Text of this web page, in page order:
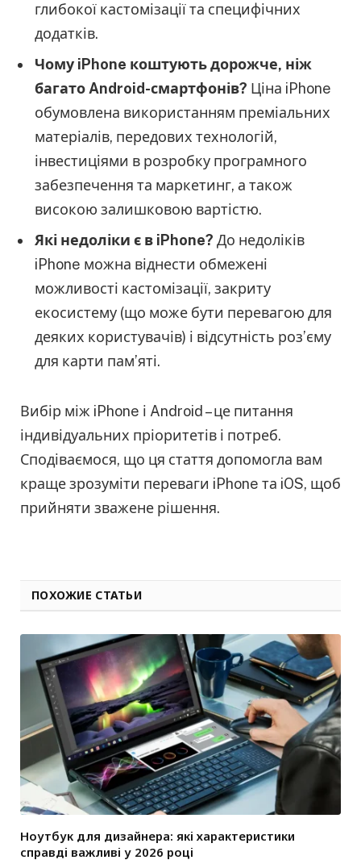
глибокої кастомізації та специфічних
додатків.
Чому iPhone коштують дорожче, ніж
багато Android-смартфонів? Ціна iPhone
обумовлена використанням преміальних
матеріалів, передових технологій,
інвестиціями в розробку програмного
забезпечення та маркетинг, а також
високою залишковою вартістю.
Які недоліки є в iPhone? До недоліків
iPhone можна віднести обмежені
можливості кастомізації, закриту
екосистему (що може бути перевагою для
деяких користувачів) і відсутність роз’єму
для карти пам’яті.
Вибір між iPhone і Android – це питання
індивідуальних пріоритетів і потреб.
Сподіваємося, що ця стаття допомогла вам
краще зрозуміти переваги iPhone та iOS, щоб
прийняти зважене рішення.
ПОХОЖИЕ СТАТЬИ
Ноутбук для дизайнера: які характеристики
справді важливі у 2026 році